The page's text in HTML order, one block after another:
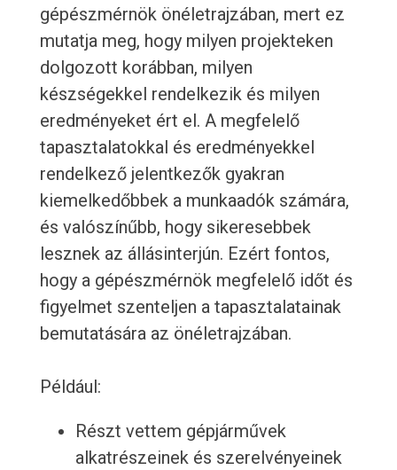
gépészmérnök önéletrajzában, mert ez
mutatja meg, hogy milyen projekteken
dolgozott korábban, milyen
készségekkel rendelkezik és milyen
eredményeket ért el. A megfelelő
tapasztalatokkal és eredményekkel
rendelkező jelentkezők gyakran
kiemelkedőbbek a munkaadók számára,
és valószínűbb, hogy sikeresebbek
lesznek az állásinterjún. Ezért fontos,
hogy a gépészmérnök megfelelő időt és
figyelmet szenteljen a tapasztalatainak
bemutatására az önéletrajzában.
Például:
Részt vettem gépjárművek
alkatrészeinek és szerelvényeinek